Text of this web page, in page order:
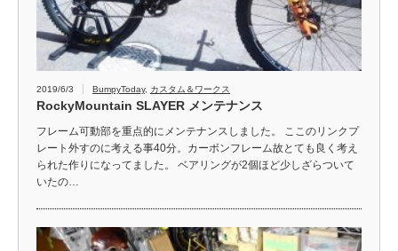
2019/6/3 BumpyToday, カスタム＆ワークス
RockyMountain SLAYER メンテナンス
フレーム可動部を重点的にメンテナンスしました。 ここのリンクプ
レート外すのに考える事40分。カーボンフレーム故とても良く考え
られた作りになってました。 ベアリングが2個ほど少しざらついて
いたの…